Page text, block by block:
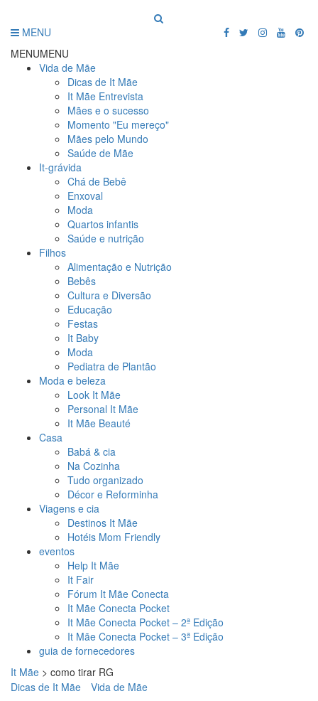
MENU
MENUMENU
Vida de Mãe
Dicas de It Mãe
It Mãe Entrevista
Mães e o sucesso
Momento "Eu mereço"
Mães pelo Mundo
Saúde de Mãe
It-grávida
Chá de Bebê
Enxoval
Moda
Quartos infantis
Saúde e nutrição
Filhos
Alimentação e Nutrição
Bebês
Cultura e Diversão
Educação
Festas
It Baby
Moda
Pediatra de Plantão
Moda e beleza
Look It Mãe
Personal It Mãe
It Mãe Beauté
Casa
Babá & cia
Na Cozinha
Tudo organizado
Décor e Reforminha
Viagens e cia
Destinos It Mãe
Hotéis Mom Friendly
eventos
Help It Mãe
It Fair
Fórum It Mãe Conecta
It Mãe Conecta Pocket
It Mãe Conecta Pocket – 2ª Edição
It Mãe Conecta Pocket – 3ª Edição
guia de fornecedores
It Mãe > como tirar RG
Dicas de It Mãe
Vida de Mãe